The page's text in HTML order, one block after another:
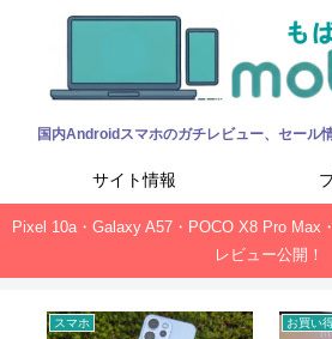
国内Androidスマホのガチレビュー、セール
サイト情報
Pixel 10a・Galaxy A57・POCO X8 Pro Max
レビュー公開！
スマホ お買い